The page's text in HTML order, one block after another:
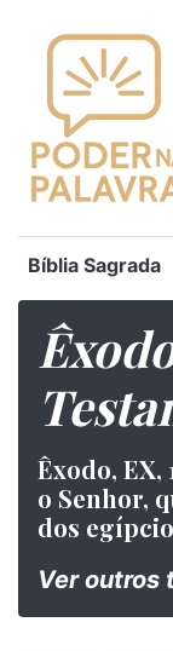
Bíblia Sagrada
Êxodo, EX,
o Senhor,
dos
Ver outros